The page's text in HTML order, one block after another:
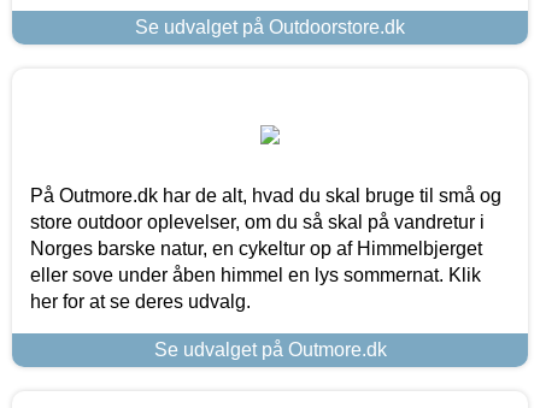
Se udvalget på Outdoorstore.dk
På Outmore.dk har de alt, hvad du skal bruge til små og
store outdoor oplevelser, om du så skal på vandretur i
Norges barske natur, en cykeltur op af Himmelbjerget
eller sove under åben himmel en lys sommernat. Klik
her for at se deres udvalg.
Se udvalget på Outmore.dk